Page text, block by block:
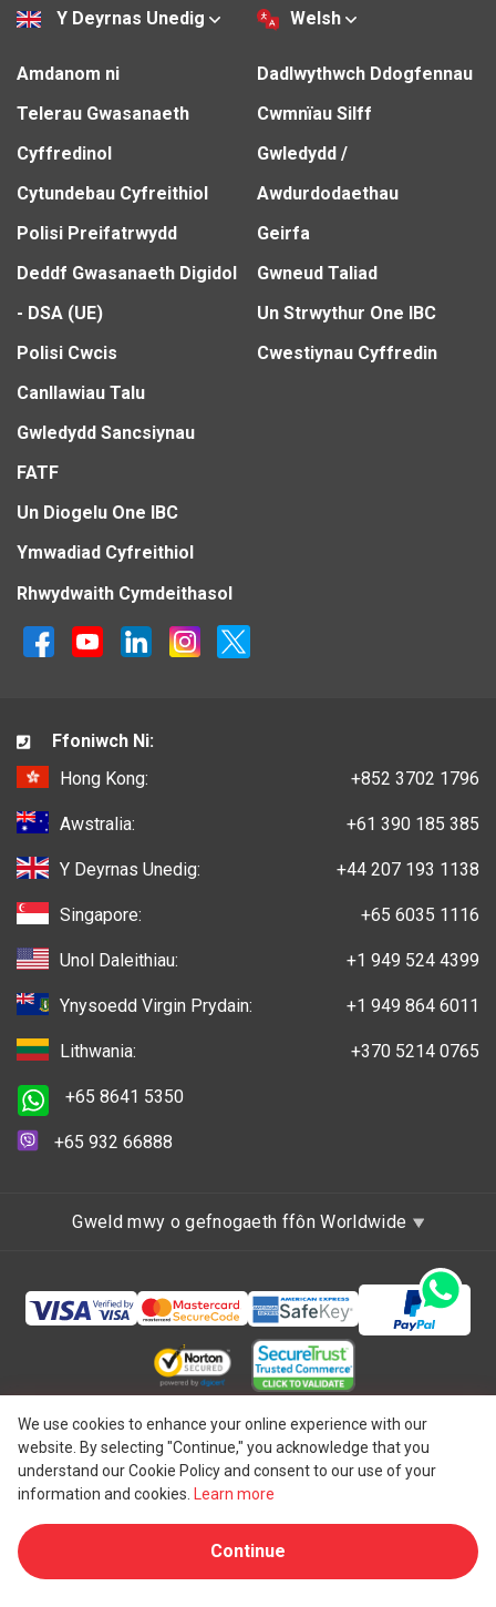
Y Deyrnas Unedig Welsh
Amdanom ni
Telerau Gwasanaeth
Cyffredinol
Cytundebau Cyfreithiol
Polisi Preifatrwydd
Deddf Gwasanaeth Digidol
- DSA (UE)
Polisi Cwcis
Canllawiau Talu
Gwledydd Sancsiynau
FATF
Un Diogelu One IBC
Ymwadiad Cyfreithiol
Dadlwythwch Ddogfennau
Cwmnïau Silff
Gwledydd /
Awdurdodaethau
Geirfa
Gwneud Taliad
Un Strwythur One IBC
Cwestiynau Cyffredin
Rhwydwaith Cymdeithasol
We use cookies to enhance your online experience with our
website. By selecting "Continue," you acknowledge that you
understand our Cookie Policy and consent to our use of your
information and cookies.
Learn more
Continue
Ffoniwch Ni:
Hong Kong:
+852 3702 1796
Awstralia: +61 390 185 385
Y Deyrnas Unedig: +44 207 193 1138
Singapore: +65 6035 1116
Unol Daleithiau: +1 949 524 4399
Ynysoedd Virgin Prydain: +1 949 864 6011
Lithwania: +370 5214 0765
+65 8641 5350
+65 932 66888
Gweld mwy o gefnogaeth ffôn Worldwide
Hawlfraint © 1997 - 2026 One IBC Limited, wedi'i
ymgorffori yng Nghymru a Lloegr, y Deyrnas Unedig ag
atebolrwydd cyfyngedig ac aelod-gwmni o rwydwaith One
IBC o endid cyfreithiol annibynnol ac ar wahân sy'n
gysylltiedig ag One IBC
Group ("One IBC Limited